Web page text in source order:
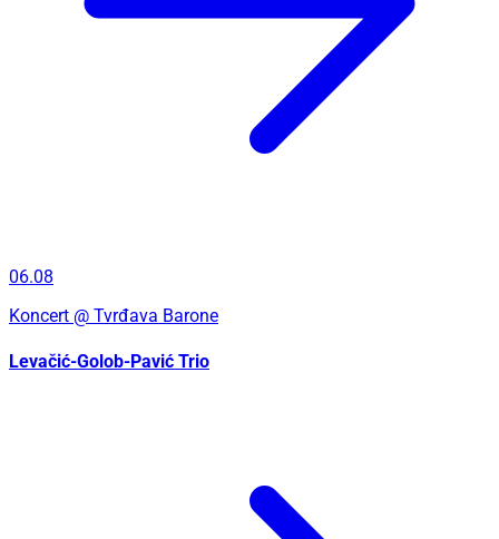
06.08
Koncert @ Tvrđava Barone
Levačić-Golob-Pavić Trio